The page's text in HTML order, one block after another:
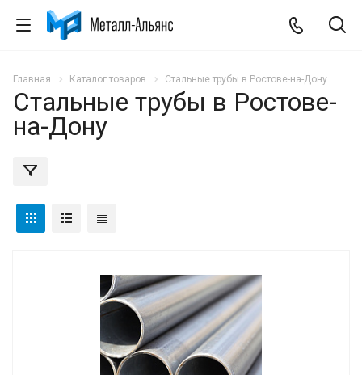
Главная Каталог товаров Стальные трубы в Ростове-на-Дону
Стальные трубы в Ростове-
на-Дону